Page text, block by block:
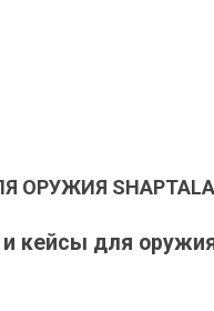
ОРУЖИЯ SHAPTALA
кейсы для